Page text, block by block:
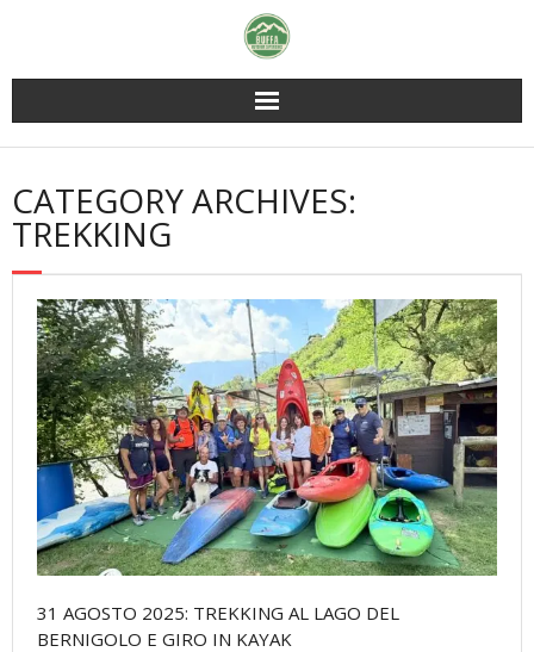
CATEGORY ARCHIVES:
TREKKING
31 AGOSTO 2025: TREKKING AL LAGO DEL
BERNIGOLO E GIRO IN KAYAK